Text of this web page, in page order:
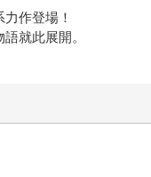
作登場！
就此展開。